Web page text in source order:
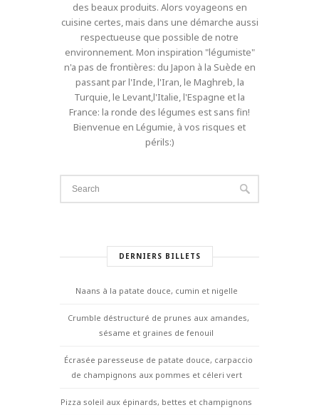
des beaux produits. Alors voyageons en
cuisine certes, mais dans une démarche aussi
respectueuse que possible de notre
environnement. Mon inspiration "légumiste"
n'a pas de frontières: du Japon à la Suède en
passant par l'Inde, l'Iran, le Maghreb, la
Turquie, le Levant,l'Italie, l'Espagne et la
France: la ronde des légumes est sans fin!
Bienvenue en Légumie, à vos risques et
périls:)
DERNIERS BILLETS
Naans à la patate douce, cumin et nigelle
Crumble déstructuré de prunes aux amandes,
sésame et graines de fenouil
Écrasée paresseuse de patate douce, carpaccio
de champignons aux pommes et céleri vert
Pizza soleil aux épinards, bettes et champignons